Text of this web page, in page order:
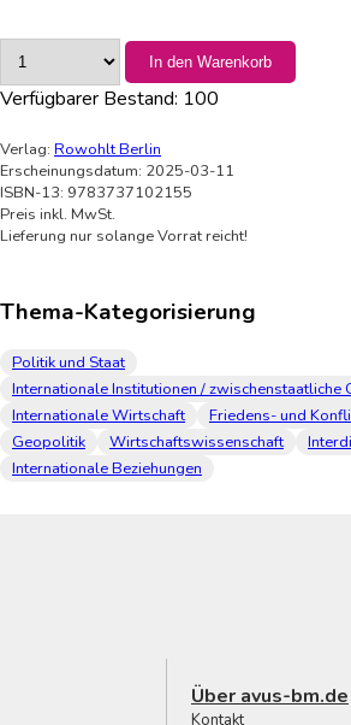
In den Warenkorb
Verfügbarer Bestand: 100
Verlag: Rowohlt Berlin
Erscheinungsdatum: 2025-03-11
ISBN-13: 9783737102155
Preis inkl. MwSt.
Lieferung nur solange Vorrat reicht!
Thema-Kategorisierung
Politik und Staat
Internationale Institutionen / zwischenstaatliche
Internationale Wirtschaft
Friedens- und
Geopolitik
Wirtschaftswissenschaft
Internationale Beziehungen
Über avus-bm.de
Kontakt